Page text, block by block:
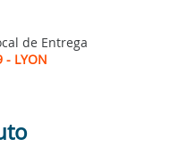
de Entrega
- LYON